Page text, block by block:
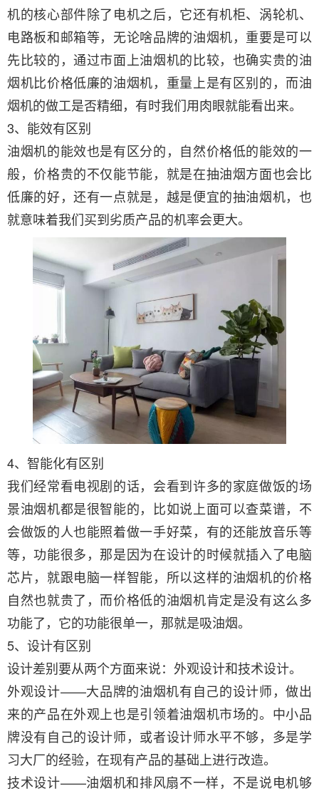
机的核心部件除了电机之后，它还有机柜、涡轮机、
电路板和邮箱等，无论啥品牌的油烟机，重要是可以
先比较的，通过市面上油烟机的比较，也确实贵的油
烟机比价格低廉的油烟机，重量上是有区别的，而油
烟机的做工是否精细，有时我们用肉眼就能看出来。
3、能效有区别
油烟机的能效也是有区分的，自然价格低的能效的一
般，价格贵的不仅能节能，就是在抽油烟方面也会比
低廉的好，还有一点就是，越是便宜的抽油烟机，也
就意味着我们买到劣质产品的机率会更大。
4、智能化有区别
我们经常看电视剧的话，会看到许多的家庭做饭的场
景油烟机都是很智能的，比如说上面可以查菜谱，不
会做饭的人也能照着做一手好菜，有的还能放音乐等
等，功能很多，那是因为在设计的时候就插入了电脑
芯片，就跟电脑一样智能，所以这样的油烟机的价格
自然也就贵了，而价格低的油烟机肯定是没有这么多
功能了，它的功能很单一，那就是吸油烟。
5、设计有区别
设计差别要从两个方面来说：外观设计和技术设计。
外观设计——大品牌的油烟机有自己的设计师，做出
来的产品在外观上也是引领着油烟机市场的。中小品
牌没有自己的设计师，或者设计师水平不够，多是学
习大厂的经验，在现有产品的基础上进行改造。
技术设计——油烟机和排风扇不一样，不是说电机够